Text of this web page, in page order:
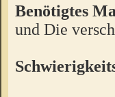
Benötigtes
und Die